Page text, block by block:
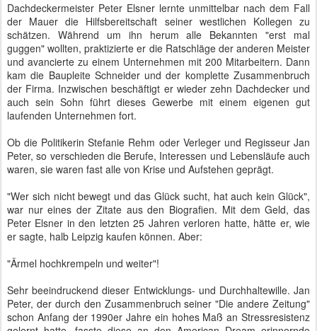
Dachdeckermeister Peter Elsner lernte unmittelbar nach dem Fall
der Mauer die Hilfsbereitschaft seiner westlichen Kollegen zu
schätzen. Während um ihn herum alle Bekannten "erst mal
guggen" wollten, praktizierte er die Ratschläge der anderen Meister
und avancierte zu einem Unternehmen mit 200 Mitarbeitern. Dann
kam die Baupleite Schneider und der komplette Zusammenbruch
der Firma. Inzwischen beschäftigt er wieder zehn Dachdecker und
auch sein Sohn führt dieses Gewerbe mit einem eigenen gut
laufenden Unternehmen fort.
Ob die Politikerin Stefanie Rehm oder Verleger und Regisseur Jan
Peter, so verschieden die Berufe, Interessen und Lebensläufe auch
waren, sie waren fast alle von Krise und Aufstehen geprägt.
"Wer sich nicht bewegt und das Glück sucht, hat auch kein Glück",
war nur eines der Zitate aus den Biografien. Mit dem Geld, das
Peter Elsner in den letzten 25 Jahren verloren hatte, hätte er, wie
er sagte, halb Leipzig kaufen können. Aber:
"Ärmel hochkrempeln und weiter"!
Sehr beeindruckend dieser Entwicklungs- und Durchhaltewille. Jan
Peter, der durch den Zusammenbruch seiner "Die andere Zeitung"
schon Anfang der 1990er Jahre ein hohes Maß an Stressresistenz